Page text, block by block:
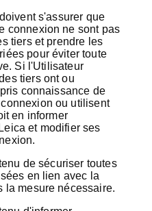
s'assurer que
connexion ne sont pas
tiers et prendre les
pour éviter toute
Si l'Utilisateur
tiers ont ou
connaissance de
ou utilisent
en informer
et modifier ses
de sécuriser toutes
en lien avec la
la mesure nécessaire.